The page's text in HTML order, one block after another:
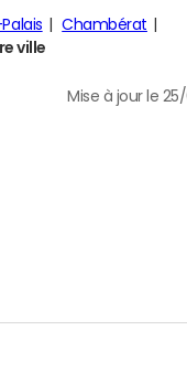
Chambérat
ville
Mise à jour le